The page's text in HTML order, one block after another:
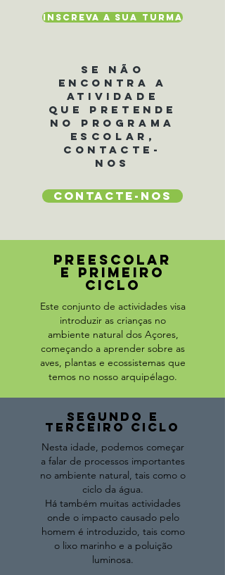
INSCREVA A SUA TURMA
Se NÃO
ENCONTRA A
ATIVIDADE
QUE PRETENDE
NO PROGRAMA
ESCOLAR,
CONTACTE-
NOS
CONTACTE-NOS
PREESCOLAR
E PRimeiro
ciclo
Este conjunto de actividades visa
introduzir as crianças no
ambiente natural dos Açores,
começando a aprender sobre as
aves, plantas e ecossistemas que
temos no nosso arquipélago.
segundo e
Terceiro ciclo
Nesta idade, podemos começar
a falar de processos importantes
no ambiente natural, tais como o
ciclo da água.
Há também muitas actividades
onde o impacto causado pelo
homem é introduzido, tais como
o lixo marinho e a poluição
luminosa.